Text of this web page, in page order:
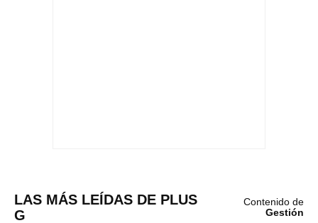
LAS MÁS LEÍDAS DE PLUS
G
Contenido de
Gestión